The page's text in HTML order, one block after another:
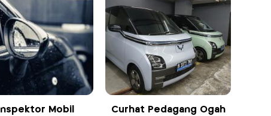
Mobil
Curhat Pedagang Ogah